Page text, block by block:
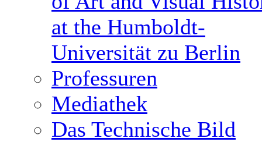
at the Humboldt-
Universität zu Berlin
Professuren
Mediathek
Das Technische Bild